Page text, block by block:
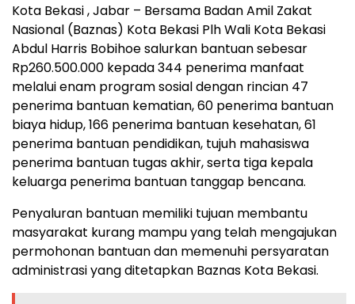
Kota Bekasi , Jabar – Bersama Badan Amil Zakat
Nasional (Baznas) Kota Bekasi Plh Wali Kota Bekasi
Abdul Harris Bobihoe salurkan bantuan sebesar
Rp260.500.000 kepada 344 penerima manfaat
melalui enam program sosial dengan rincian 47
penerima bantuan kematian, 60 penerima bantuan
biaya hidup, 166 penerima bantuan kesehatan, 61
penerima bantuan pendidikan, tujuh mahasiswa
penerima bantuan tugas akhir, serta tiga kepala
keluarga penerima bantuan tanggap bencana.
Penyaluran bantuan memiliki tujuan membantu
masyarakat kurang mampu yang telah mengajukan
permohonan bantuan dan memenuhi persyaratan
administrasi yang ditetapkan Baznas Kota Bekasi.